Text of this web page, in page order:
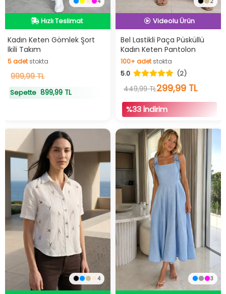
Hızlı Teslimat
Hızlı Teslimat
Kadın Keten Gömlek Şort
İkili Takım
999,99 TL
Sepette 899,99 TL
İndirimli Ürün
Hızlı Teslimat
Videolu Ürün
İndirimli Ürün
Bel Lastikli Paça Püsküllü
Kadın Keten Pantolon
100+adetstokta
5.0
(2)
449,99 TL299,99 TL
%33 İndirim
4
Hızlı Teslimat
3
Hızlı Teslimat
Videolu Ürün